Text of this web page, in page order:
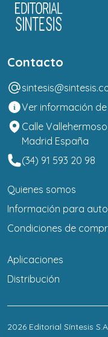
Contacto
Ver información
Calle
Madrid España
(34) 91 593 20 98
Quienes somos
Información para
Condiciones de
Aplicaciones
Distribución
2026 Editorial Síntesis S.A